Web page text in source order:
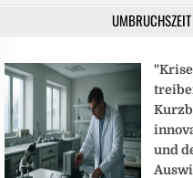
UMBRUCHSZEIT
und